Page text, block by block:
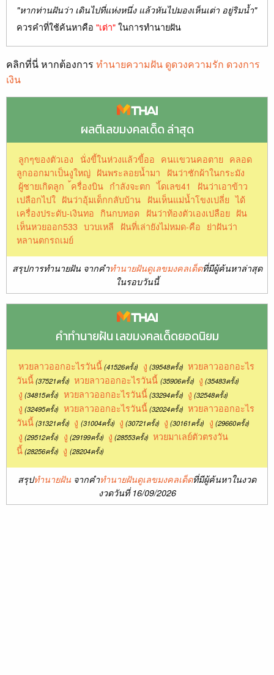
"หากท่านฝันว่า เดินไปที่แห่งหนึ่ง แล้วหันไปมองเห็นเต่า อยู่ริมน้ำ"
ควรคำที่ใช้ค้นหาคือ "เต่า"ในการทำนายฝัน
คลิกที่นี่ หากต้องการ ทำนายความฝัน ดูดวงความรัก ดวงการ
เงิน
ผลตีเลขมงคลเด็ด ล่าสุด
ลูกๆของตัวเอง นั่งขี้ในห่วงแล้วขี้ออ คนเเขวนคอตาย คลอด
ลูกออกมาเป็นงูใหญ่ ฝันพระลอยน้ำมา
ฝันว่าชักผ้าในกระมัง
ผู้ชายเกิดลูก ้ครื่องบิน กำลังจะตก ไ้ดเลข41
ฝันว่าเอาข้าว
เปลือกไปใ ฝันว่าอุ้มเด็กกลับบ้าน ฝันเห็นแม่น้ำโขงเปลี่ย ได้
เครื่องประดับ-เงินทอ กินกบทอด ฝันว่าท้องตัวเองเปลือย ฝัน
เห็นหวยออก533 บวบเหลี ฝันที่เล่ายังไม่หมด-คือ ย่าฝันว่า
หลานตกรถเมย์
สรุปการทำนายฝัน จากคำทำนายฝันดูเลขมงคลเด็ดที่มีผู้ค้นหาล่าสุด
ในรอบวันนี้
คำทำนายฝัน เลขมงคลเด็ดยอดนิยม
หวยลาวออกอะไรวันนี้ (41526ครั้ง) งู (39548ครั้ง) หวยลาวออกอะไร
วันนี้(37521ครั้ง) หวยลาวออกอะไรวันนี้ (35906ครั้ง) งู (35483ครั้ง)
งู (34815ครั้ง) หวยลาวออกอะไรวันนี้ (33294ครั้ง) งู (32548ครั้ง)
งู (32495ครั้ง) หวยลาวออกอะไรวันนี้ (32024ครั้ง) หวยลาวออกอะไร
วันนี้(31321ครั้ง) งู (31004ครั้ง) งู (30721ครั้ง) งู (30161ครั้ง) งู (29660ครั้ง)
งู (29512ครั้ง) งู (29199ครั้ง) งู (28553ครั้ง) หวยมาเลย์ตัวตรงวัน
นี้(28256ครั้ง) งู (28204ครั้ง)
สรุปทำนายฝัน จากคำทำนายฝันดูเลขมงคลเด็ดที่มีผู้ค้นหาในงวด
งวดวันที่ 16/09/2026